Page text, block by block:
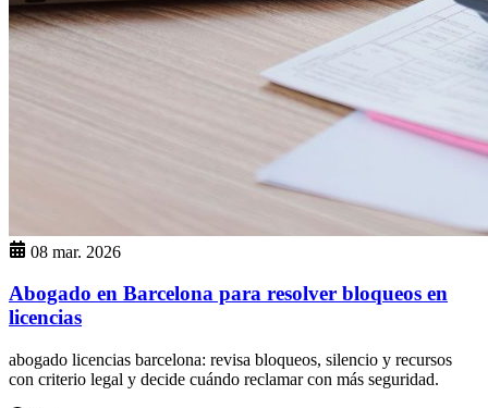
08 mar. 2026
Abogado en Barcelona para resolver bloqueos en
licencias
abogado licencias barcelona: revisa bloqueos, silencio y recursos
con criterio legal y decide cuándo reclamar con más seguridad.